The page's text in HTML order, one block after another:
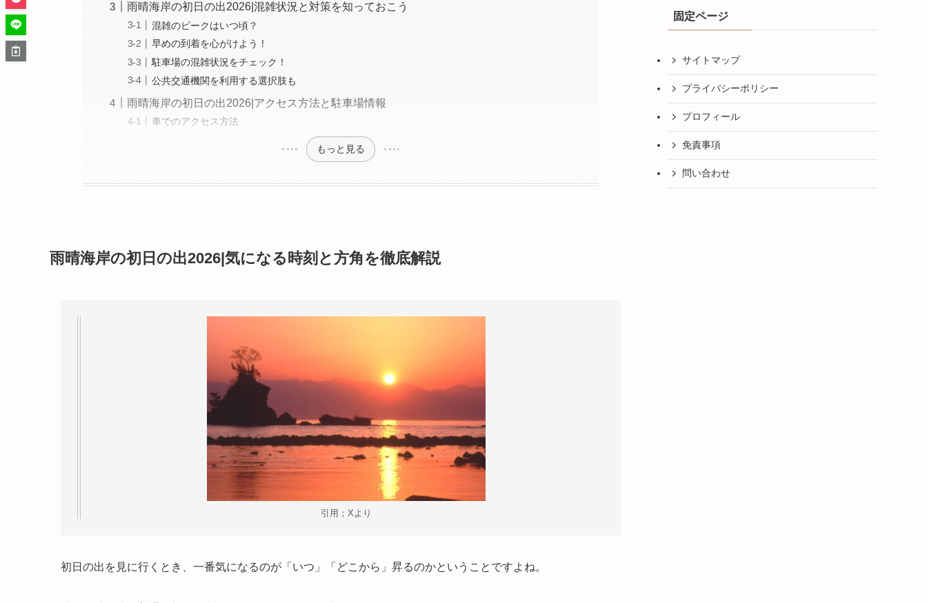
雨晴海岸の初日の出2026|混雑状況と対策を知っておこう
混雑のピークはいつ頃？
早めの到着を心がけよう！
駐車場の混雑状況をチェック！
公共交通機関を利用する選択肢も
雨晴海岸の初日の出2026|アクセス方法と駐車場情報
車でのアクセス方法
もっと見る
雨晴海岸の初日の出2026|気になる時刻と方角を徹底解説
引用；Xより
初日の出を見に行くとき、一番気になるのが「いつ」「どこから」昇るのかということですよね。
固定ページ
サイトマップ
プライバシーポリシー
プロフィール
免責事項
問い合わせ